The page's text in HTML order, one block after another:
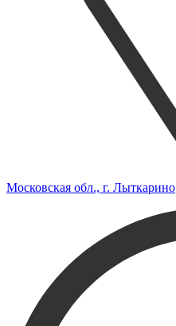
Московская обл., г. Лыткарино